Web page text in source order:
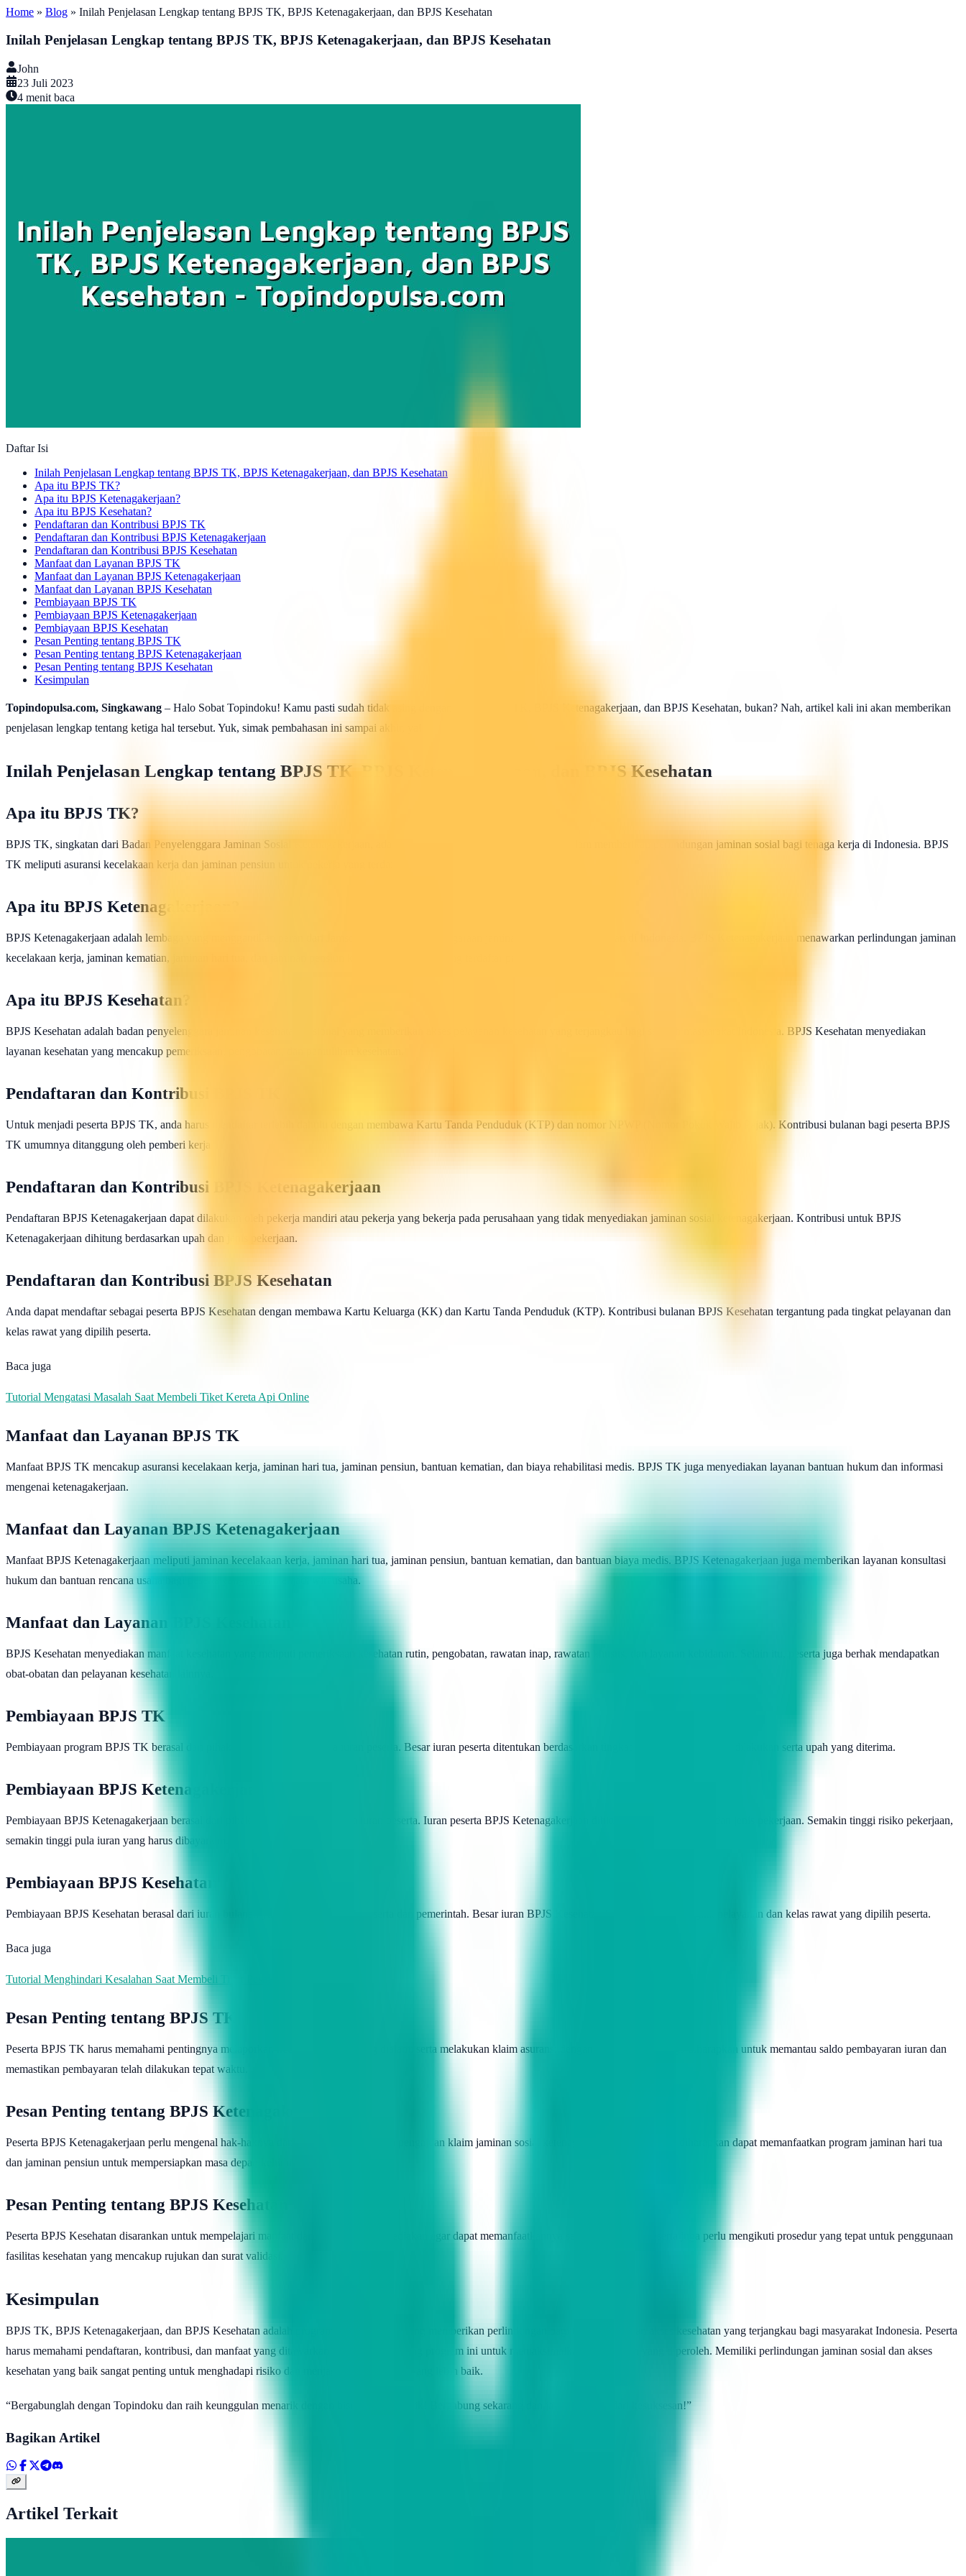
Home » Blog » Inilah Penjelasan Lengkap tentang BPJS TK, BPJS Ketenagakerjaan, dan BPJS Kesehatan
Inilah Penjelasan Lengkap tentang BPJS TK, BPJS Ketenagakerjaan, dan BPJS Kesehatan
John
23 Juli 2023
4 menit baca
Daftar Isi
Inilah Penjelasan Lengkap tentang BPJS TK, BPJS Ketenagakerjaan, dan BPJS Kesehatan
Apa itu BPJS TK?
Apa itu BPJS Ketenagakerjaan?
Apa itu BPJS Kesehatan?
Pendaftaran dan Kontribusi BPJS TK
Pendaftaran dan Kontribusi BPJS Ketenagakerjaan
Pendaftaran dan Kontribusi BPJS Kesehatan
Manfaat dan Layanan BPJS TK
Manfaat dan Layanan BPJS Ketenagakerjaan
Manfaat dan Layanan BPJS Kesehatan
Pembiayaan BPJS TK
Pembiayaan BPJS Ketenagakerjaan
Pembiayaan BPJS Kesehatan
Pesan Penting tentang BPJS TK
Pesan Penting tentang BPJS Ketenagakerjaan
Pesan Penting tentang BPJS Kesehatan
Kesimpulan
Topindopulsa.com, Singkawang – Halo Sobat Topindoku! Kamu pasti sudah tidak asing dengan istilah BPJS TK, BPJS Ketenagakerjaan, dan BPJS Kesehatan, bukan? Nah, artikel kali ini akan memberikan
penjelasan lengkap tentang ketiga hal tersebut. Yuk, simak pembahasan ini sampai akhir, ya!
Inilah Penjelasan Lengkap tentang BPJS TK, BPJS Ketenagakerjaan, dan BPJS Kesehatan
Apa itu BPJS TK?
BPJS TK, singkatan dari Badan Penyelenggara Jaminan Sosial Ketenagakerjaan, adalah lembaga yang bertanggung jawab dalam memberikan perlindungan jaminan sosial bagi tenaga kerja di Indonesia. BPJS
TK meliputi asuransi kecelakaan kerja dan jaminan pensiun untuk pekerja yang terdaftar pada program ini.
Apa itu BPJS Ketenagakerjaan?
BPJS Ketenagakerjaan adalah lembaga yang menggantikan peran dari Jamsostek dalam penyelenggaraan jaminan sosial ketenagakerjaan di Indonesia. BPJS Ketenagakerjaan menawarkan perlindungan jaminan
kecelakaan kerja, jaminan kematian, jaminan hari tua, dan jaminan pensiun kepada tenaga kerja yang terdaftar pada program ini.
Apa itu BPJS Kesehatan?
BPJS Kesehatan adalah badan penyelenggara jaminan kesehatan nasional yang memberikan akses pelayanan kesehatan yang terjangkau bagi seluruh masyarakat Indonesia. BPJS Kesehatan menyediakan
layanan kesehatan yang mencakup pemeriksaan, pengobatan, dan pemulihan kesehatan.
Pendaftaran dan Kontribusi BPJS TK
Untuk menjadi peserta BPJS TK, anda harus mendaftar terlebih dahulu dengan membawa Kartu Tanda Penduduk (KTP) dan nomor NPWP (Nomor Pokok Wajib Pajak). Kontribusi bulanan bagi peserta BPJS
TK umumnya ditanggung oleh pemberi kerja.
Pendaftaran dan Kontribusi BPJS Ketenagakerjaan
Pendaftaran BPJS Ketenagakerjaan dapat dilakukan oleh pekerja mandiri atau pekerja yang bekerja pada perusahaan yang tidak menyediakan jaminan sosial ketenagakerjaan. Kontribusi untuk BPJS
Ketenagakerjaan dihitung berdasarkan upah dan jenis pekerjaan.
Pendaftaran dan Kontribusi BPJS Kesehatan
Anda dapat mendaftar sebagai peserta BPJS Kesehatan dengan membawa Kartu Keluarga (KK) dan Kartu Tanda Penduduk (KTP). Kontribusi bulanan BPJS Kesehatan tergantung pada tingkat pelayanan dan
kelas rawat yang dipilih peserta.
Baca juga
Tutorial Mengatasi Masalah Saat Membeli Tiket Kereta Api Online
Manfaat dan Layanan BPJS TK
Manfaat BPJS TK mencakup asuransi kecelakaan kerja, jaminan hari tua, jaminan pensiun, bantuan kematian, dan biaya rehabilitasi medis. BPJS TK juga menyediakan layanan bantuan hukum dan informasi
mengenai ketenagakerjaan.
Manfaat dan Layanan BPJS Ketenagakerjaan
Manfaat BPJS Ketenagakerjaan meliputi jaminan kecelakaan kerja, jaminan hari tua, jaminan pensiun, bantuan kematian, dan bantuan biaya medis. BPJS Ketenagakerjaan juga memberikan layanan konsultasi
hukum dan bantuan rencana usaha bagi peserta yang ingin menjadi wirausaha.
Manfaat dan Layanan BPJS Kesehatan
BPJS Kesehatan menyediakan manfaat kesehatan yang meliputi pemeriksaan kesehatan rutin, pengobatan, rawatan inap, rawatan khusus, dan layanan kebidanan. Selain itu, peserta juga berhak mendapatkan
obat-obatan dan pelayanan kesehatan lainnya.
Pembiayaan BPJS TK
Pembiayaan program BPJS TK berasal dari pihak pemberi kerja dan juga iuran peserta. Besar iuran peserta ditentukan berdasarkan tingkat risiko pekerjaan yang dilakukan serta upah yang diterima.
Pembiayaan BPJS Ketenagakerjaan
Pembiayaan BPJS Ketenagakerjaan berasal dari pihak pemberi kerja dan juga iuran peserta. Iuran peserta BPJS Ketenagakerjaan dihitung berdasarkan upah dan jenis pekerjaan. Semakin tinggi risiko pekerjaan,
semakin tinggi pula iuran yang harus dibayarkan.
Pembiayaan BPJS Kesehatan
Pembiayaan BPJS Kesehatan berasal dari iuran bulanan yang dibayarkan oleh peserta dan pemerintah. Besar iuran BPJS Kesehatan bergantung pada tingkat pelayanan dan kelas rawat yang dipilih peserta.
Baca juga
Tutorial Menghindari Kesalahan Saat Membeli Tiket Pesawat Online
Pesan Penting tentang BPJS TK
Peserta BPJS TK harus memahami pentingnya melaporkan kecelakaan kerja yang dialami serta melakukan klaim asuransi dengan segera. Peserta juga diharapkan untuk memantau saldo pembayaran iuran dan
memastikan pembayaran telah dilakukan tepat waktu.
Pesan Penting tentang BPJS Ketenagakerjaan
Peserta BPJS Ketenagakerjaan perlu mengenal hak-haknya dan mengetahui ketentuan pengajuan klaim jaminan sosial ketenagakerjaan. Peserta juga diharapkan dapat memanfaatkan program jaminan hari tua
dan jaminan pensiun untuk mempersiapkan masa depan kehidupan mereka.
Pesan Penting tentang BPJS Kesehatan
Peserta BPJS Kesehatan disarankan untuk mempelajari manfaat dan layanan yang disediakan agar dapat memanfaatkannya secara maksimal. Peserta juga perlu mengikuti prosedur yang tepat untuk penggunaan
fasilitas kesehatan yang mencakup rujukan dan surat validasi.
Kesimpulan
BPJS TK, BPJS Ketenagakerjaan, dan BPJS Kesehatan adalah program jaminan sosial yang memberikan perlindungan bagi tenaga kerja dan akses kesehatan yang terjangkau bagi masyarakat Indonesia. Peserta
harus memahami pendaftaran, kontribusi, dan manfaat yang ditawarkan oleh masing-masing program ini untuk memaksimalkan keunggulan yang diperoleh. Memiliki perlindungan jaminan sosial dan akses
kesehatan yang baik sangat penting untuk menghadapi risiko dan menjaga kualitas hidup yang lebih baik.
“Bergabunglah dengan Topindoku dan raih keunggulan menarik dengan bisnis pulsa terbaik! Bergabung sekarang dan jadilah bagian dari kesuksesan!”
Bagikan Artikel
Artikel Terkait